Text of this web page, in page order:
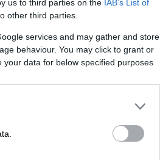
us to third parties on the IAB’s List of
other third parties.
services and may gather and store
behaviour. You may click to grant or
data for below specified purposes
με
αγροτών
Επανομή
απόφαση
«πράσινο»